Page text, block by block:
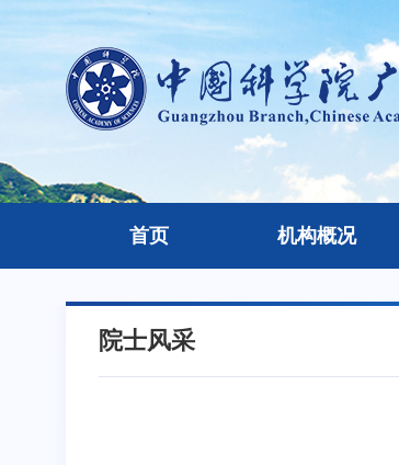
首页 机构概况
院士风采